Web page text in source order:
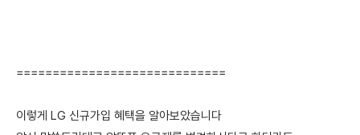
=============================
이렇게 LG 신규가입 혜택을 알아보았습니다